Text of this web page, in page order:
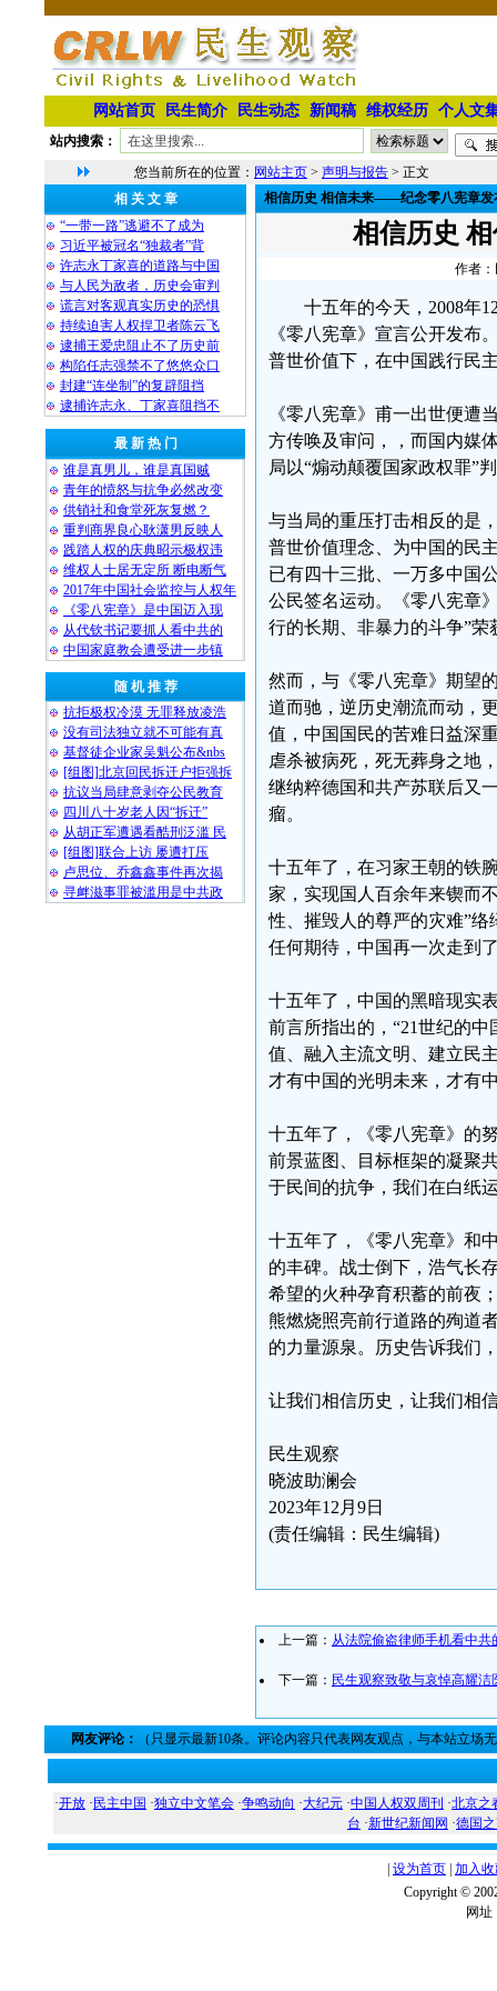
网站首页 民生简介 民生动态 新闻稿 维权经历 个人文
站内搜索：
您当前所在的位置： 网站主页 > 声明与报告 > 正文
相 关 文 章
“一带一路”逃避不了成为
习近平被冠名“独裁者”背
许志永丁家喜的道路与中国
与人民为敌者，历史会审判
谎言对客观真实历史的恐惧
持续迫害人权捍卫者陈云飞
逮捕王爱忠阻止不了历史前
构陷任志强禁不了悠悠众口
封建“连坐制”的复辟阻挡
逮捕许志永、丁家喜阻挡不
最 新 热 门
谁是真男儿，谁是真国贼
青年的愤怒与抗争必然改变
供销社和食堂死灰复燃？
重判商界良心耿潇男反映人
践踏人权的庆典昭示极权违
维权人士居无定所 断电断气
2017年中国社会监控与人权年
《零八宪章》是中国迈入现
从代钦书记要抓人看中共的
中国家庭教会遭受进一步镇
随 机 推 荐
抗拒极权冷漠 无罪释放凌浩
没有司法独立就不可能有真
基督徒企业家吴魁公布&nbs
[组图]北京回民拆迁户拒强拆
抗议当局肆意剥夺公民教育
四川八十岁老人因“拆迁”
从胡正军遭遇看酷刑泛滥 民
[组图]联合上访 屡遭打压
卢思位、乔鑫鑫事件再次揭
寻衅滋事罪被滥用是中共政
相信历史 相信未来——纪念零八宪章发
相信历史
作者：
十五年的今天，2008年
《零八宪章》宣言公开发布
普世价值下，在中国践行民
《零八宪章》甫一出世便遭
方传唤及审问，，而国内媒
局以“煽动颠覆国家政权罪”
与当局的重压打击相反的是
普世价值理念、为中国的民
已有四十三批、一万多中国
公民签名运动。《零八宪章
行的长期、非暴力的斗争”荣
然而，与《零八宪章》期望
道而驰，逆历史潮流而动，
值，中国国民的苦难日益深
虐杀被病死，死无葬身之地
继纳粹德国和共产苏联后又
瘤。
十五年了，在习家王朝的铁
家，实现国人百余年来锲而
性、摧毁人的尊严的灾难”
任何期待，中国再一次走到
十五年了，中国的黑暗现实
前言所指出的，“21世纪的
值、融入主流文明、建立民
才有中国的光明未来，才有
十五年了，《零八宪章》的
前景蓝图、目标框架的凝聚
于民间的抗争，我们在白纸
十五年了，《零八宪章》和
的丰碑。战士倒下，浩气长
希望的火种孕育积蓄的前夜
熊燃烧照亮前行道路的殉道
的力量源泉。历史告诉我们
让我们相信历史，让我们相
民生观察
晓波助澜会
2023年12月9日
(责任编辑：民生编辑)
上一篇： 从法院偷盗律师手机看中共
下一篇： 民生观察致敬与哀悼高耀洁
网友评论： （只显示最新10条。评论内容只代表网友观点，与本站立场
·开放 · 民主中国 ·独立中文笔会 ·争鸣动向 ·大纪元 ·中国人权双周刊 ·北京之
台 ·新世纪新闻网 ·德国
设为首页 加入
Copyright ©
网址